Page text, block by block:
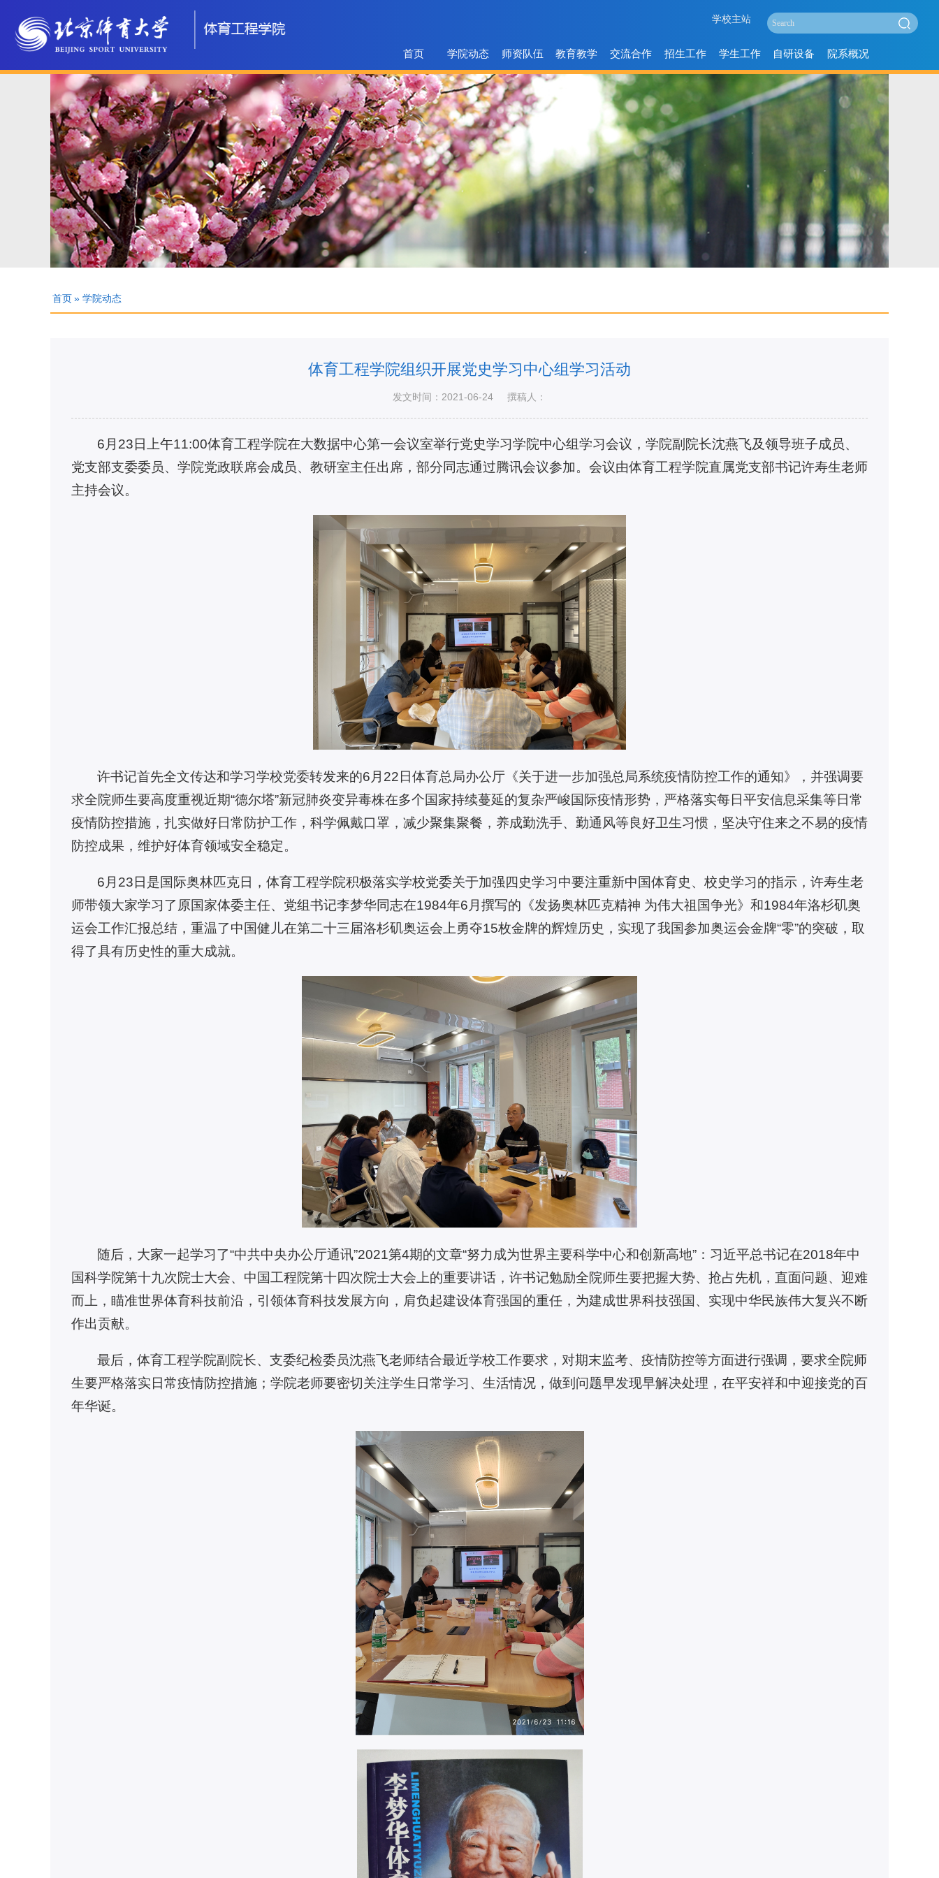
学校主站
首页 学院动态 师资队伍 教育教学 交流合作 招生工作 学生工作 自研设备 院系概况
首页» 学院动态
体育工程学院组织开展党史学习中心组学习活动
发文时间：2021-06-24 撰稿人：
6月23日上午11:00体育工程学院在大数据中心第一会议室举行党史学习学院中心组学习会议，学院副院长沈燕飞及领导班子成员、
党支部支委委员、学院党政联席会成员、教研室主任出席，部分同志通过腾讯会议参加。会议由体育工程学院直属党支部书记许寿生老师
主持会议。
许书记首先全文传达和学习学校党委转发来的6月22日体育总局办公厅《关于进一步加强总局系统疫情防控工作的通知》，并强调要
求全院师生要高度重视近期“德尔塔”新冠肺炎变异毒株在多个国家持续蔓延的复杂严峻国际疫情形势，严格落实每日平安信息采集等日常
疫情防控措施，扎实做好日常防护工作，科学佩戴口罩，减少聚集聚餐，养成勤洗手、勤通风等良好卫生习惯，坚决守住来之不易的疫情
防控成果，维护好体育领域安全稳定。
6月23日是国际奥林匹克日，体育工程学院积极落实学校党委关于加强四史学习中要注重新中国体育史、校史学习的指示，许寿生老
师带领大家学习了原国家体委主任、党组书记李梦华同志在1984年6月撰写的《发扬奥林匹克精神 为伟大祖国争光》和1984年洛杉矶奥
运会工作汇报总结，重温了中国健儿在第二十三届洛杉矶奥运会上勇夺15枚金牌的辉煌历史，实现了我国参加奥运会金牌“零”的突破，取
得了具有历史性的重大成就。
随后，大家一起学习了“中共中央办公厅通讯”2021第4期的文章“努力成为世界主要科学中心和创新高地”：习近平总书记在2018年中
国科学院第十九次院士大会、中国工程院第十四次院士大会上的重要讲话，许书记勉励全院师生要把握大势、抢占先机，直面问题、迎难
而上，瞄准世界体育科技前沿，引领体育科技发展方向，肩负起建设体育强国的重任，为建成世界科技强国、实现中华民族伟大复兴不断
作出贡献。
最后，体育工程学院副院长、支委纪检委员沈燕飞老师结合最近学校工作要求，对期末监考、疫情防控等方面进行强调，要求全院师
生要严格落实日常疫情防控措施；学院老师要密切关注学生日常学习、生活情况，做到问题早发现早解决处理，在平安祥和中迎接党的百
年华诞。